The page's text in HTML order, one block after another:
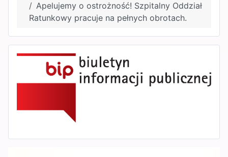
Apelujemy o ostrożność! Szpitalny Oddział
Ratunkowy pracuje na pełnych obrotach.